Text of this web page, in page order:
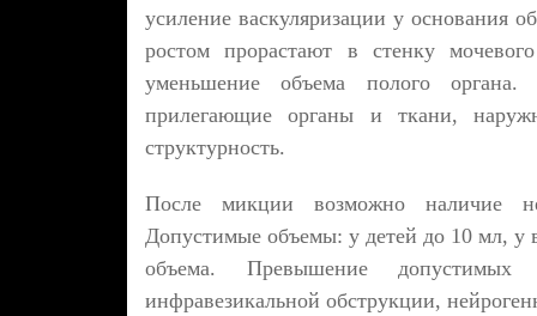
усиление васкуляризации у основания
ростом прорастают в стенку
уменьшение объема полого
прилегающие органы и ткани,
структурность.
После микции возможно наличие
Допустимые объемы: у детей до 10 мл, у
объема. Превышение
инфравезикальной обструкции,